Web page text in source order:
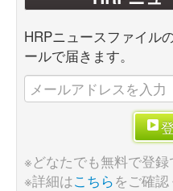
HRPニュースファイル
ールで届きます。
※どなたでも無料で登
※詳細はこちらをご確